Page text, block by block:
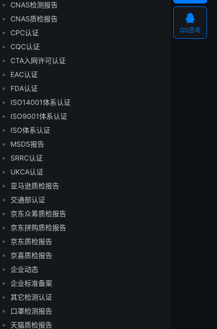
CNAS检测报告
CNAS质检报告
CPC认证
CQC认证
CTA入网许可认证
EAC认证
FDA认证
ISO14001体系认证
ISO9001体系认证
ISO体系认证
MSDS报告
SRRC认证
UKCA认证
亚马逊质检报告
交通部认证
京东众筹质检报告
京东拼购质检报告
京东质检报告
京喜质检报告
企业动态
企业标准备案
其它检测认证
口罩检测报告
天猫质检报告

QQ咨询